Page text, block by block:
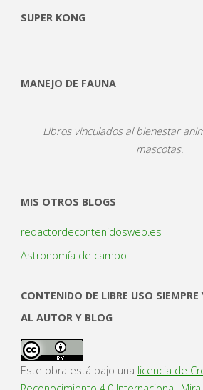
SUPER KONG
MANEJO DE FAUNA
Libros vinculados al bienestar
mascotas.
MIS OTROS BLOGS
redactordecontenidosweb.es
Astronomía de campo
CONTENIDO DE LIBRE USO
AL AUTOR Y BLOG
Este obra está bajo una licencia de